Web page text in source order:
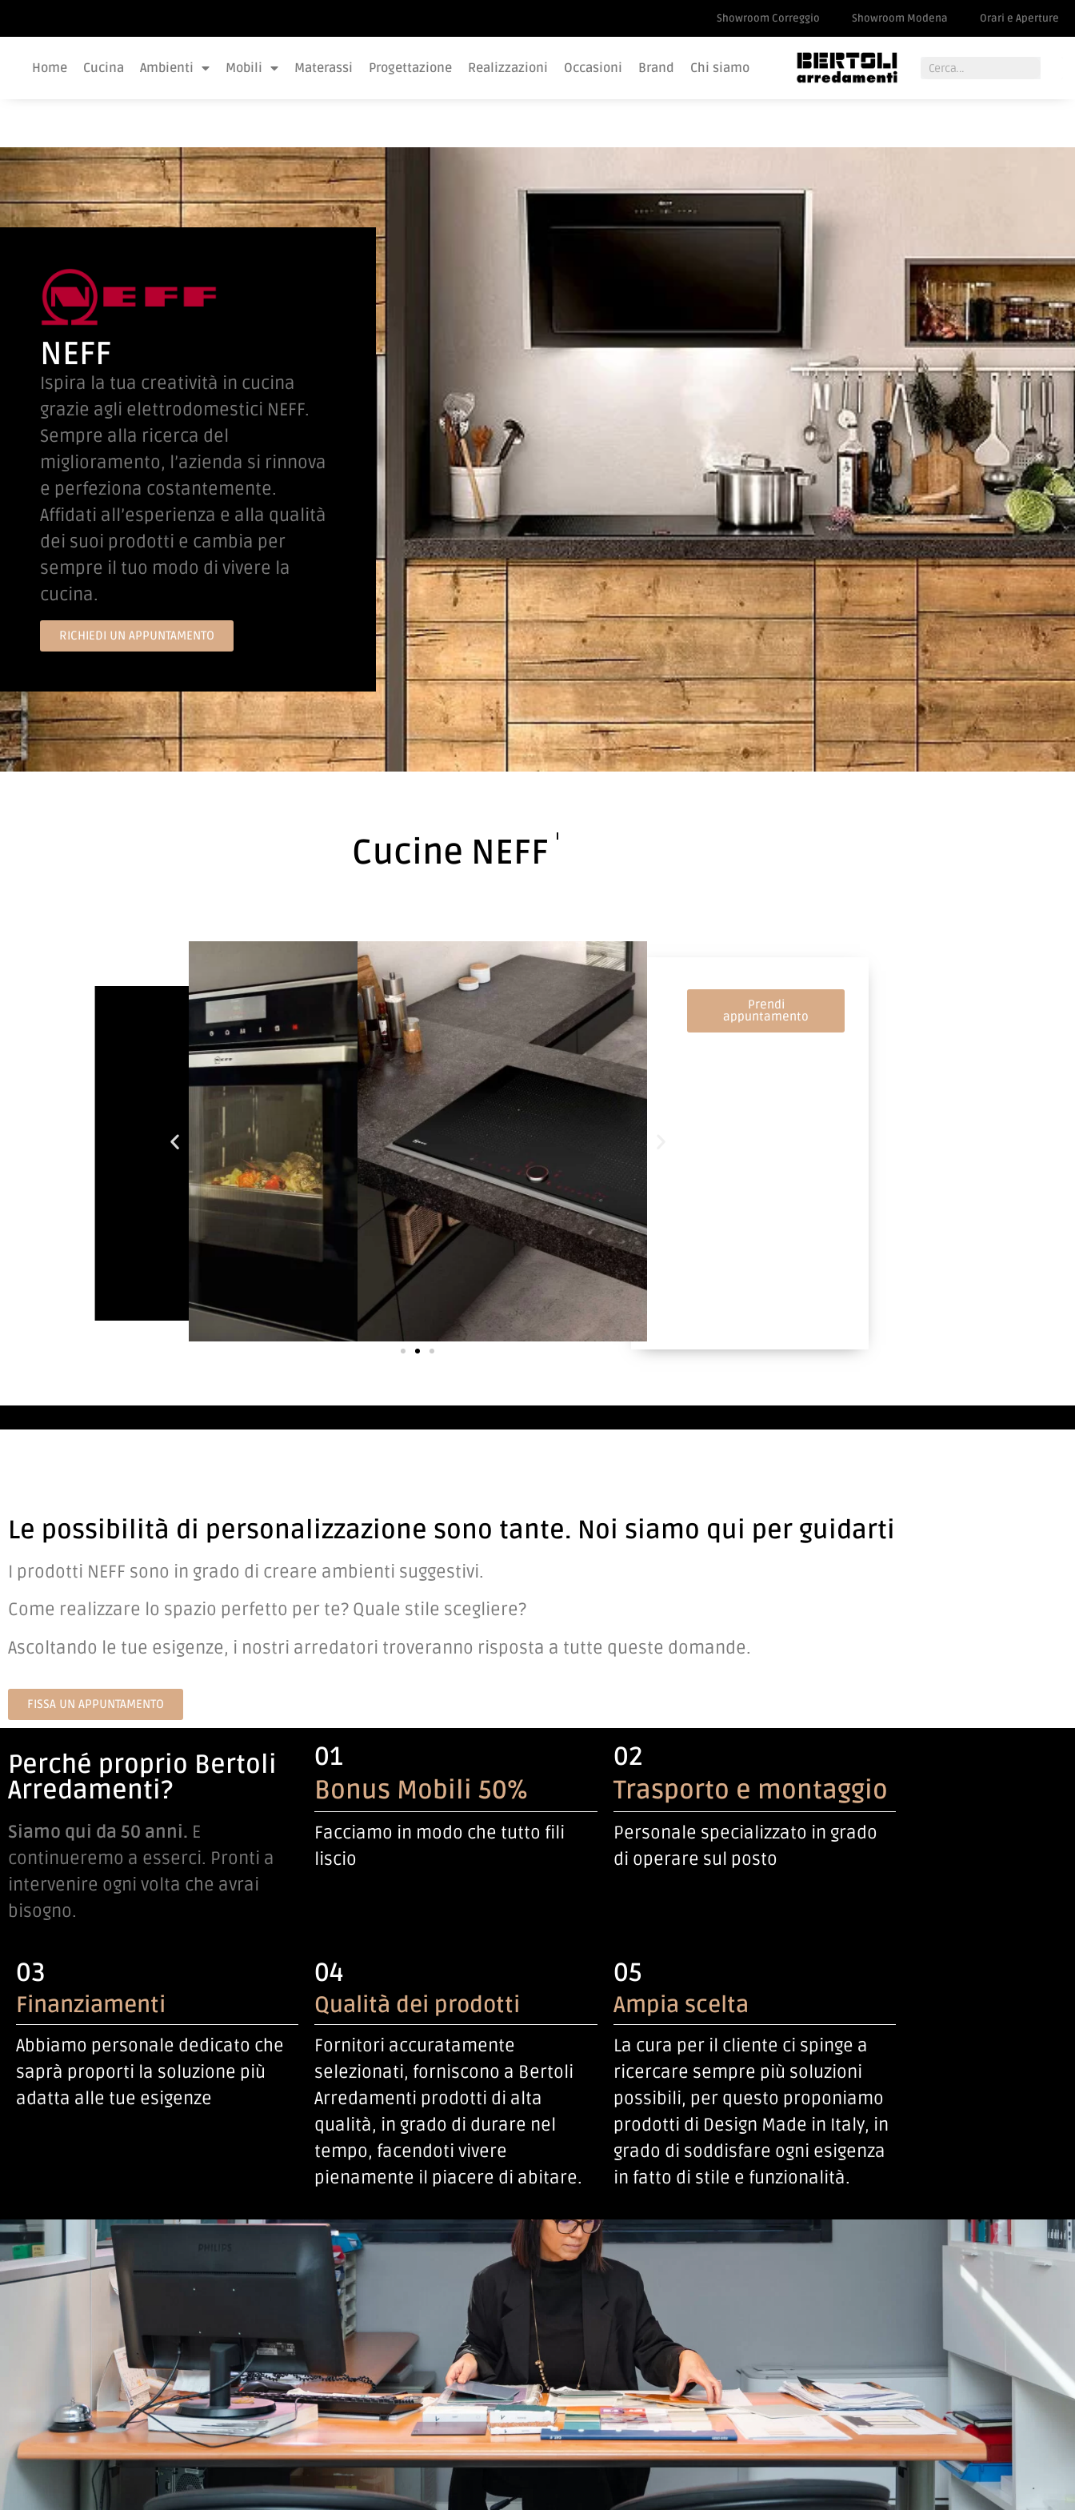
Showroom Correggio Showroom Modena Orari e Aperture
Home Cucina Ambienti Mobili Materassi Progettazione Realizzazioni Occasioni Brand Chi siamo
NEFF
Ispira la tua creatività in cucina
grazie agli elettrodomestici NEFF.
Sempre alla ricerca del
miglioramento, l’azienda si rinnova
e perfeziona costantemente.
Affidati all’esperienza e alla qualità
dei suoi prodotti e cambia per
sempre il tuo modo di vivere la
cucina.
RICHIEDI UN APPUNTAMENTO
Cucine NEFF
Prendi
appuntamento
Le possibilità di personalizzazione sono tante. Noi siamo qui per guidarti
I prodotti NEFF sono in grado di creare ambienti suggestivi.
Come realizzare lo spazio perfetto per te? Quale stile scegliere?
Ascoltando le tue esigenze, i nostri arredatori troveranno risposta a tutte queste domande.
FISSA UN APPUNTAMENTO
Perché proprio Bertoli
Arredamenti?
Siamo qui da 50 anni. E
continueremo a esserci. Pronti a
intervenire ogni volta che avrai
bisogno.
01
Bonus Mobili 50%
Facciamo in modo che tutto fili
liscio
02
Trasporto e montaggio
Personale specializzato in grado
di operare sul posto
03
Finanziamenti
Abbiamo personale dedicato che
saprà proporti la soluzione più
adatta alle tue esigenze
04
Qualità dei prodotti
Fornitori accuratamente
selezionati, forniscono a Bertoli
Arredamenti prodotti di alta
qualità, in grado di durare nel
tempo, facendoti vivere
pienamente il piacere di abitare.
05
Ampia scelta
La cura per il cliente ci spinge a
ricercare sempre più soluzioni
possibili, per questo proponiamo
prodotti di Design Made in Italy, in
grado di soddisfare ogni esigenza
in fatto di stile e funzionalità.